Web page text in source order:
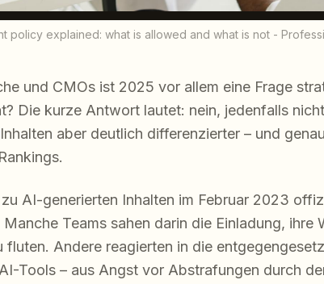
policy explained: what is allowed and what is not -
und CMOs ist 2025 vor allem eine Frage
Die kurze Antwort lautet: nein, jedenfalls
aber deutlich differenzierter – und
AI-generierten Inhalten im Februar 2023
Teams sahen darin die Einladung, ihre
Andere reagierten in die
Tools – aus Angst vor Abstrafungen durch